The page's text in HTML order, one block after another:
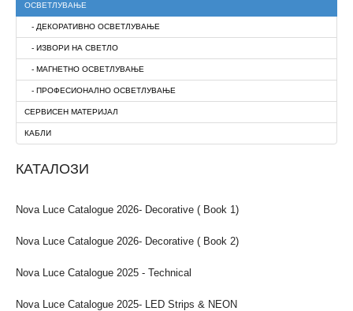
ОСВЕТЛУВАЊЕ
- ДЕКОРАТИВНО ОСВЕТЛУВАЊЕ
- ИЗВОРИ НА СВЕТЛО
- МАГНЕТНО ОСВЕТЛУВАЊЕ
- ПРОФЕСИОНАЛНО ОСВЕТЛУВАЊЕ
СЕРВИСЕН МАТЕРИЈАЛ
КАБЛИ
КАТАЛОЗИ
Nova Luce Catalogue 2026- Decorative ( Book 1)
Nova Luce Catalogue 2026- Decorative ( Book 2)
Nova Luce Catalogue 2025 - Technical
Nova Luce Catalogue 2025- LED Strips & NEON